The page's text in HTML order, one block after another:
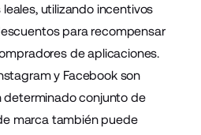
utilizando incentivos
para recompensar
de aplicaciones.
y Facebook son
determinado conjunto de
marca también puede